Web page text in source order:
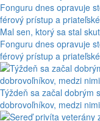
Mal sen, ktorý sa stal
Fonguru dnes opravuje
férový prístup a
Týždeň sa začal dobrým
dobrovoľníkov, medzi